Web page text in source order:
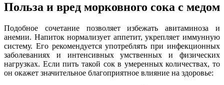
Польза и вред морковного сока с медом
Подобное сочетание позволяет избежать авитаминоза и
анемии. Напиток нормализует аппетит, укрепляет иммунную
систему. Его рекомендуется употреблять при инфекционных
заболеваниях и интенсивных умственных и физических
нагрузках. Если пить такой сок в умеренных количествах, то
он окажет значительное благоприятное влияние на здоровье: